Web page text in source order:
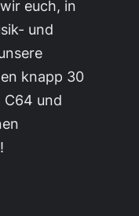
euch, in
und
knapp 30
C64 und